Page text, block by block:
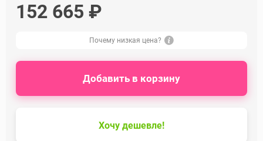
152 665 ₽
Почему низкая цена?
Хочу дешевле!
Добавить в корзину